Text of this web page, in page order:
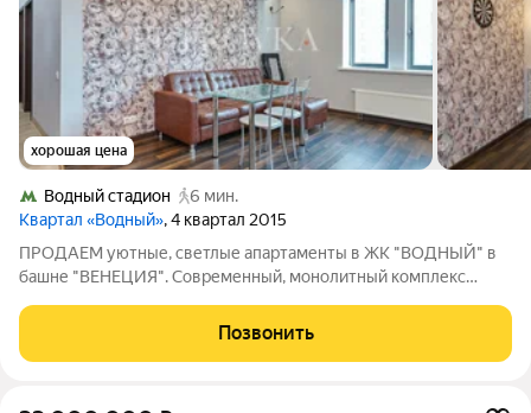
хорошая цена
Водный стадион
6 мин.
Квартал «Водный», 4 квартал 2015
ПРОДАЕМ уютные, светлые апартаменты в ЖК "ВОДНЫЙ" в
башне "ВЕНЕЦИЯ". Современный, монолитный комплекс
"Водный стадион". Функциональная планировка. В помещение
большая кухня- гостиная, 3
Позвонить